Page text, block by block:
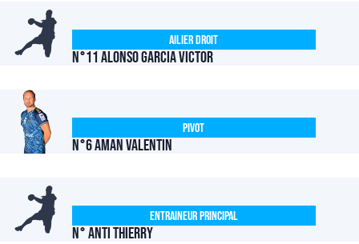
N°11 ALONSO GARCIA Victor
Ailier Droit
N°6 AMAN Valentin
Pivot
N° ANTI Thierry
Entraineur Principal